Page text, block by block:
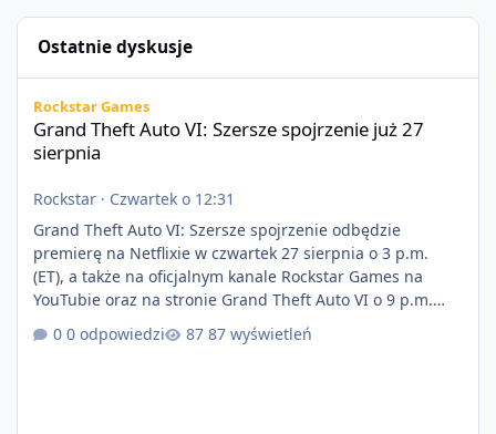
Ostatnie dyskusje
Rockstar Games
Grand Theft Auto VI: Szersze spojrzenie już 27
sierpnia
Rockstar · Czwartek o 12:31
Grand Theft Auto VI: Szersze spojrzenie odbędzie
premierę na Netflixie w czwartek 27 sierpnia o 3 p.m.
(ET), a także na oficjalnym kanale Rockstar Games na
YouTubie oraz na stronie Grand Theft Auto VI o 9 p.m.
(ET) 27 sierpnia. https://netflix.com/GTAVI Grand Theft
Auto VI będzie dostępne 19 listopada na PlayStation 5
0 odpowiedzi 87 wyświetleń